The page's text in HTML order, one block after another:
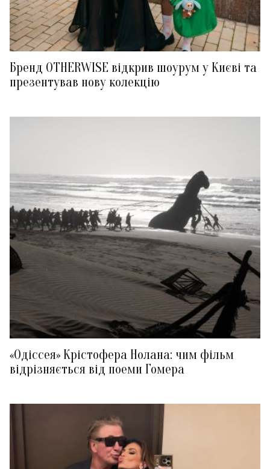
Бренд OTHERWISE відкрив шоурум у Києві та
презентував нову колекцію
«Одіссея» Крістофера Нолана: чим фільм
відрізняється від поеми Гомера